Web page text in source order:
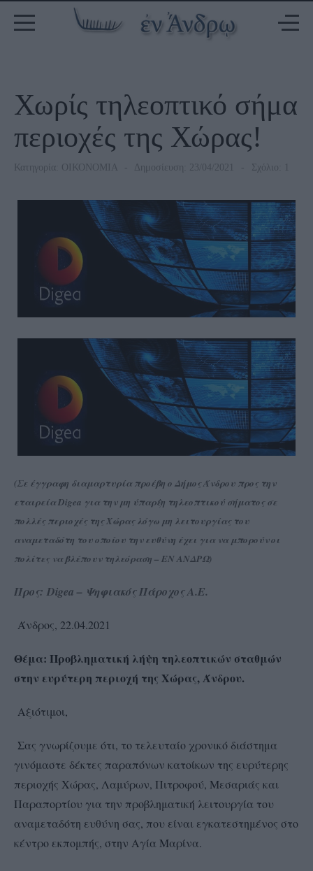
Χωρίς τηλεοπτικό σήμα
περιοχές της Χώρας!
Κατηγορία: ΟΙΚΟΝΟΜΙΑ Δημοσίευση: 23/04/2021 Σχόλιο: 1
(Σε έγγραφη διαμαρτυρία προέβη ο Δήμος Άνδρου προς την
εταιρεία Digea για την μη ύπαρξη τηλεοπτικού σήματος σε
πολλές περιοχές της Χώρας λόγω μη λειτουργίας του
αναμεταδότη του οποίου την ευθύνη έχει για να μπορούν οι
πολίτες να βλέπουν τηλεόραση – ΕΝ ΑΝΔΡΩ)
Προς: Digea – Ψηφιακός Πάροχος Α.Ε.
Άνδρος, 22.04.2021
Θέμα: Προβληματική λήψη τηλεοπτικών σταθμών
στην ευρύτερη περιοχή της Χώρας, Άνδρου.
Αξιότιμοι,
Σας γνωρίζουμε ότι, το τελευταίο χρονικό διάστημα
γινόμαστε δέκτες παραπόνων κατοίκων της ευρύτερης
περιοχής Χώρας, Λαμύρων, Πιτροφού, Μεσαριάς και
Παραπορτίου για την προβληματική λειτουργία του
αναμεταδότη ευθύνη σας, που είναι εγκατεστημένος στο
κέντρο εκπομπής, στην Αγία Μαρίνα.